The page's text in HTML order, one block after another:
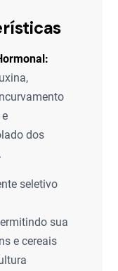
dos
seletivo
sua
e cereais